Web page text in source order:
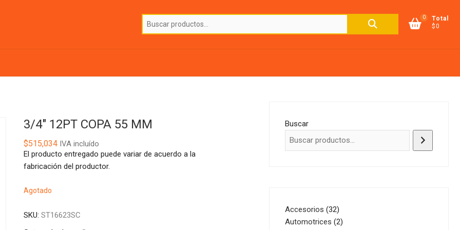
Buscar
0
Total
$0
3/4″ 12PT COPA 55 MM
$515,034 IVA incluído
El producto entregado puede variar de acuerdo a la
fabricación del productor.
Agotado
SKU: ST16623SC
Buscar
Accesorios 3232
productos
Automotrices 22